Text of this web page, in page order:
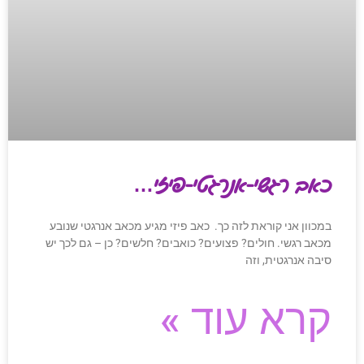
כאב רגשי-אנרגטי-פיזי…
במכוון אני קוראת לזה כך. כאב פיזי מגיע מכאב אנרגטי שנובע
מכאב רגשי. חולים? פצועים? כואבים? חלשים? כן – גם לכך יש
סיבה אנרגטית, וזה
קרא עוד »